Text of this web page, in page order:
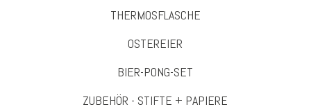
THERMOSFLASCHE
OSTEREIER
BIER-PONG-SET
ZUBEHÖR - STIFTE + PAPIERE